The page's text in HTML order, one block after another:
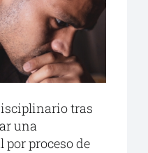
tras
una
proceso de